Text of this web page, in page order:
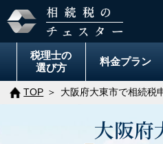
税理士の
選び方
料金プラン
TOP 大阪府大東市で相続税
大阪府